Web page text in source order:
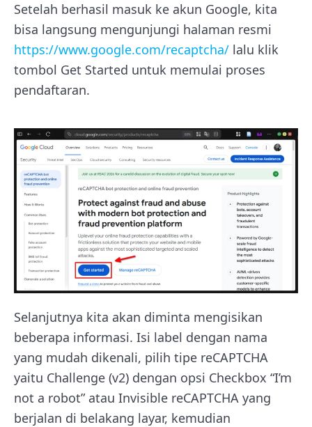
Setelah berhasil masuk ke akun Google, kita
bisa langsung mengunjungi halaman resmi
https://www.google.com/recaptcha/ lalu klik
tombol Get Started untuk memulai proses
pendaftaran.
Selanjutnya kita akan diminta mengisikan
beberapa informasi. Isi label dengan nama
yang mudah dikenali, pilih tipe reCAPTCHA
yaitu Challenge (v2) dengan opsi Checkbox “I’m
not a robot” atau Invisible reCAPTCHA yang
berjalan di belakang layar, kemudian